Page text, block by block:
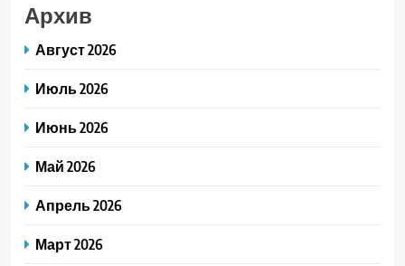
Архив
Август 2026
Июль 2026
Июнь 2026
Май 2026
Апрель 2026
Март 2026